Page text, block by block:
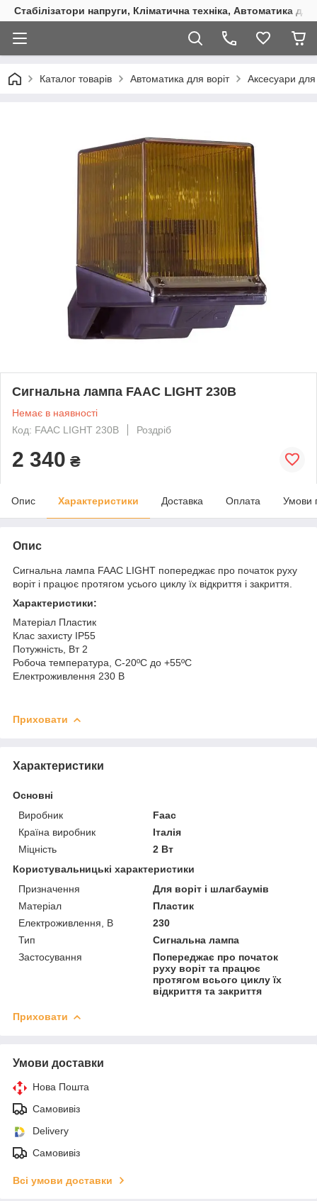
Стабілізатори напруги, Кліматична техніка, Автоматика
Каталог товарів Автоматика для воріт Аксесуари
Сигнальна лампа FAAC LIGHT 230В
Немає в наявності
Код: FAAC LIGHT 230В
Роздріб
2 340 ₴
Опис Характеристики Доставка Оплата Умови
Опис
Сигнальна лампа FAAC LIGHT попереджає про початок руху
воріт і працює протягом усього циклу їх відкриття і закриття.
Характеристики:
Матеріал Пластик
Клас захисту IP55
Потужність, Вт 2
Робоча температура, С-20ºС до +55ºС
Електроживлення 230 В
Приховати
Характеристики
Основні
Виробник
Faac
Країна виробник
Італія
Міцність
2 Вт
Користувальницькі характеристики
Призначення
Для воріт і шлагбаумів
Матеріал
Пластик
Електроживлення, В
230
Тип
Сигнальна лампа
Застосування
Попереджає про початок
руху воріт та працює
протягом всього циклу їх
відкриття та закриття
Приховати
Умови доставки
Нова Пошта
Самовивіз
Delivery
Самовивіз
Всі умови доставки